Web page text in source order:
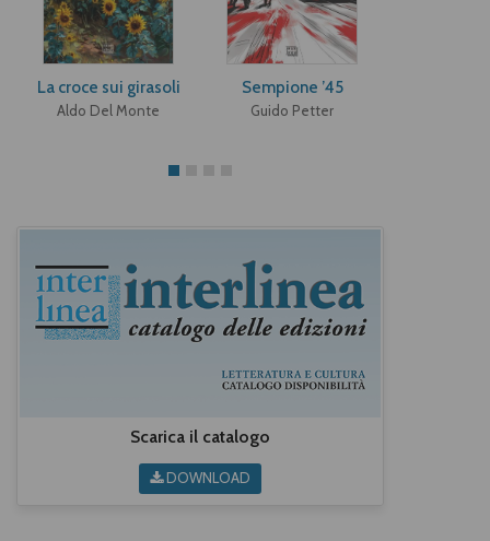
La croce sui girasoli
Aldo Del Monte
Sempione ’45
Guido Petter
Scarica il catalogo
DOWNLOAD